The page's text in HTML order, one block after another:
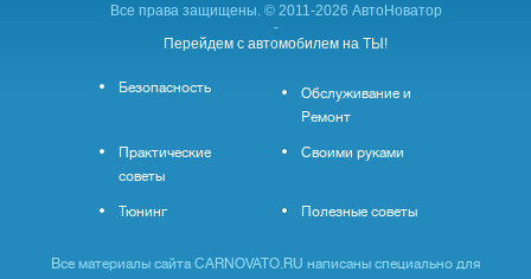
Все права защищены. © 2011-2026 АвтоНоватор
-
Перейдем с автомобилем на ТЫ!
Безопасность
Обслуживание и
Ремонт
Практические
советы
Своими руками
Тюнинг Полезные советы
Все материалы сайта CARNOVATO.RU написаны специально для